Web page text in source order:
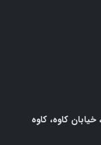
کاوه، کاوه